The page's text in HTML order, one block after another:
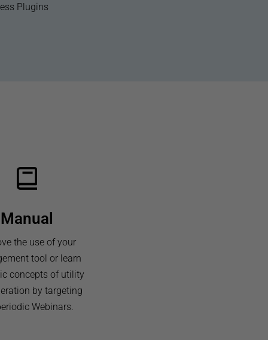
Plugins
Manual
the use of your
tool or learn
concepts of utility
by targeting
Webinars.